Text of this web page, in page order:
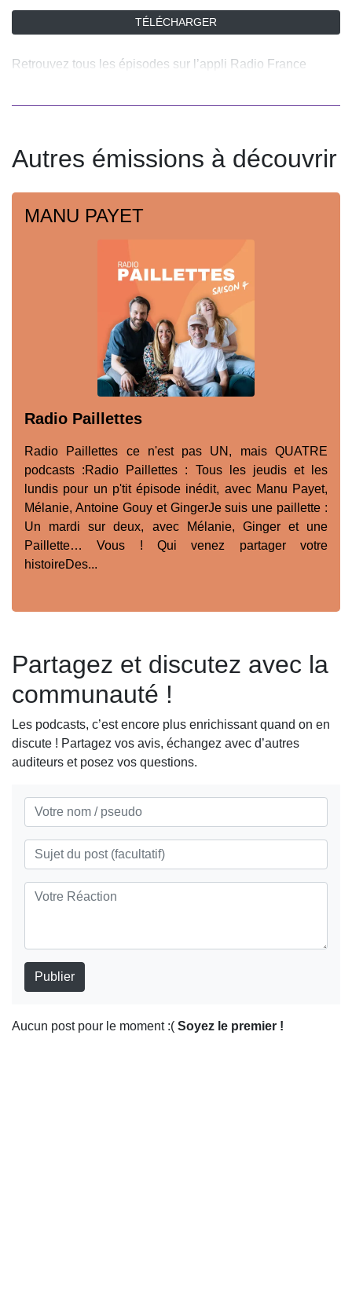
TÉLÉCHARGER
Retrouvez tous les épisodes sur l’appli Radio France
Autres émissions à découvrir
MANU PAYET
Radio Paillettes
Radio Paillettes ce n'est pas UN, mais QUATRE
podcasts :Radio Paillettes : Tous les jeudis et les
lundis pour un p'tit épisode inédit, avec Manu Payet,
Mélanie, Antoine Gouy et GingerJe suis une paillette :
Un mardi sur deux, avec Mélanie, Ginger et une
Paillette… Vous ! Qui venez partager votre
histoireDes...
Partagez et discutez avec la
communauté !
Les podcasts, c’est encore plus enrichissant quand on en
discute ! Partagez vos avis, échangez avec d’autres
auditeurs et posez vos questions.
Publier
Aucun post pour le moment :( Soyez le premier !